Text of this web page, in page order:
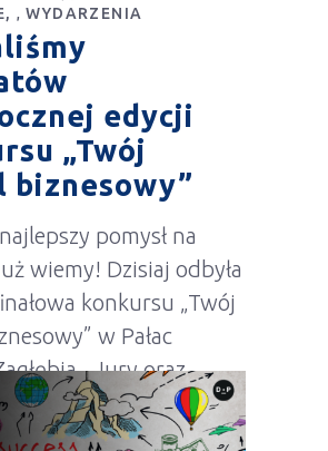
,WYDARZENIA
edycji
„Twój
biznesowy”
pomysł na
wiemy! Dzisiaj odbyła
konkursu „Twój
w Pałac
. Jury oraz
miały okazję poznać
pomysły